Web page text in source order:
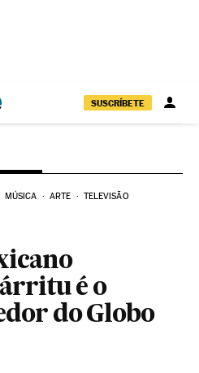
SUSCRÍBETE
MÚSICA ARTE TELEVISÃO
é o
do Globo